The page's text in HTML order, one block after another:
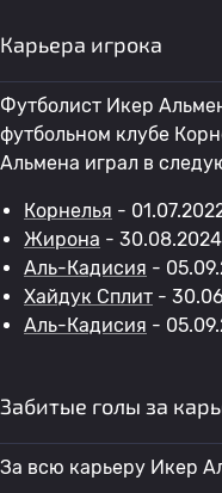
Карьера игрока
Футболист Икер
футбольном клубе
Альмена играл в
Корнелья -
Жирона -
Аль-Кадисия -
Хайдук Сплит -
Аль-Кадисия -
Забитые голы за
За всю карьеру Икер